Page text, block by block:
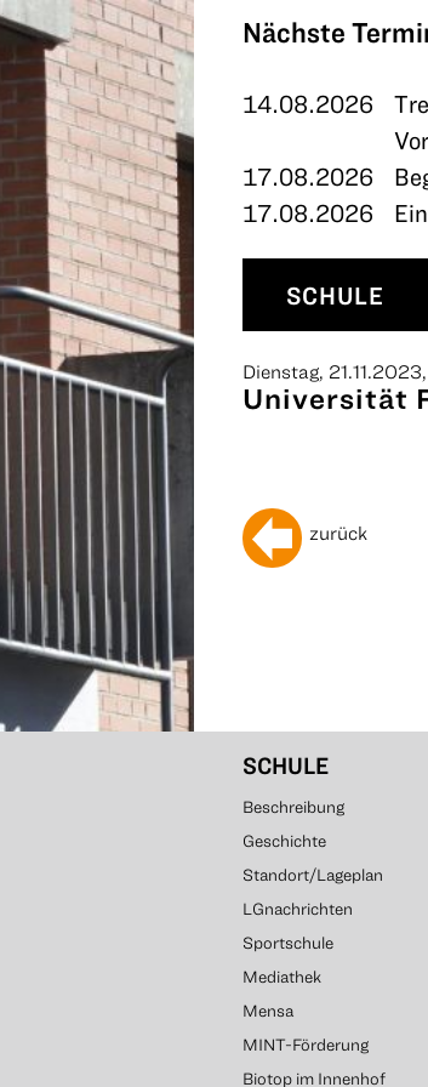
Nächste
14.08.2026
17.08.2026
17.08.2026
SCHULE
KONTAKT
Dienstag,
Universität
zurück
SCHULE
Beschreibung
Geschichte
Standort/Lageplan
LGnachrichten
Sportschule
Mediathek
Mensa
MINT-Förderung
Biotop im Innenhof